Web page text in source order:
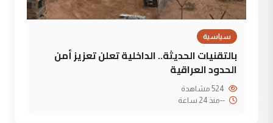
سياسية
بالتقنيات الحديثة.. الداخلية تعلن تعزيز أمن
الحدود العراقية
--منذ 24 ساعة